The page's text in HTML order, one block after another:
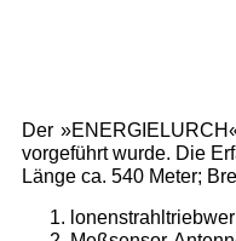
Der
vorgeführt wurde. Die
Länge ca. 540 Meter;